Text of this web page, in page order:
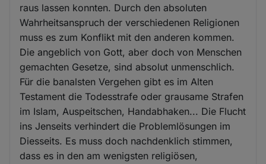
raus lassen konnten. Durch den absoluten
Wahrheitsanspruch der verschiedenen Religionen
muss es zum Konflikt mit den anderen kommen.
Die angeblich von Gott, aber doch von Menschen
gemachten Gesetze, sind absolut unmenschlich.
Für die banalsten Vergehen gibt es im Alten
Testament die Todesstrafe oder grausame Strafen
im Islam, Auspeitschen, Handabhaken... Die Flucht
ins Jenseits verhindert die Problemlösungen im
Diesseits. Es muss doch nachdenklich stimmen,
dass es in den am wenigsten religiösen,